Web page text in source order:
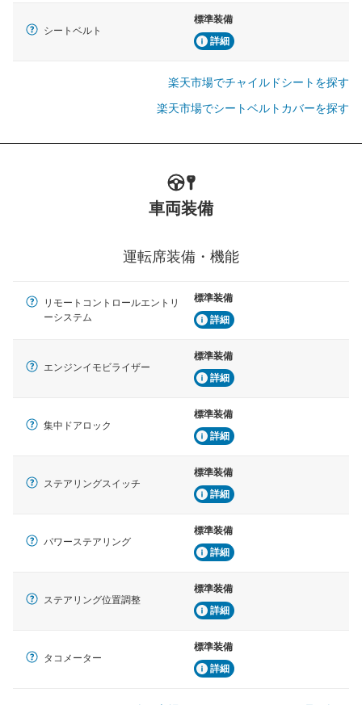
シートベルト
標準装備
詳細
楽天市場でチャイルドシートを探す
楽天市場でシートベルトカバーを探す
車両装備
運転席装備・機能
リモートコントロールエントリ
ーシステム
標準装備
詳細
エンジンイモビライザー
標準装備
詳細
集中ドアロック
標準装備
詳細
ステアリングスイッチ
標準装備
詳細
パワーステアリング
標準装備
詳細
ステアリング位置調整
標準装備
詳細
タコメーター
標準装備
詳細